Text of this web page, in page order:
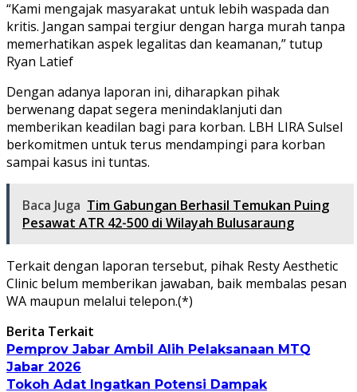
“Kami mengajak masyarakat untuk lebih waspada dan
kritis. Jangan sampai tergiur dengan harga murah tanpa
memerhatikan aspek legalitas dan keamanan,” tutup
Ryan Latief
Dengan adanya laporan ini, diharapkan pihak
berwenang dapat segera menindaklanjuti dan
memberikan keadilan bagi para korban. LBH LIRA Sulsel
berkomitmen untuk terus mendampingi para korban
sampai kasus ini tuntas.
Baca Juga Tim Gabungan Berhasil Temukan Puing
Pesawat ATR 42-500 di Wilayah Bulusaraung
Terkait dengan laporan tersebut, pihak Resty Aesthetic
Clinic belum memberikan jawaban, baik membalas pesan
WA maupun melalui telepon.(*)
Berita Terkait
Pemprov Jabar Ambil Alih Pelaksanaan MTQ
Jabar 2026
Tokoh Adat Ingatkan Potensi Dampak